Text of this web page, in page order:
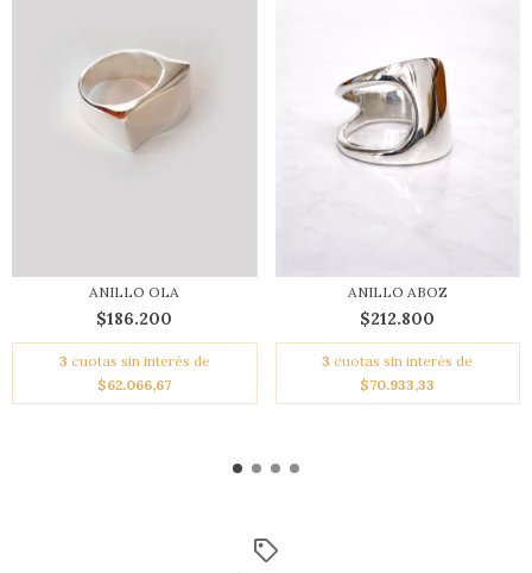
ANILLO OLA
$186.200
3 cuotas sin interés de
$62.066,67
ANILLO ABOZ
$212.800
3 cuotas sin interés de
$70.933,33